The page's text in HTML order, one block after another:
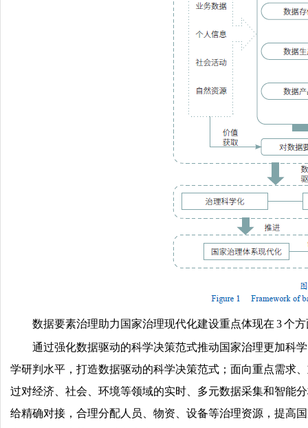
数据要素治理助力国家治理现代化建设重点体现在 3 个
通过强化数据驱动的科学决策范式推动国家治理更加科
学研判水平，打造数据驱动的科学决策范式；面向重点需求
过对经济、社会、环境等领域的实时、多元数据采集和智能
给精确对接，合理分配人员、物资、设备等治理资源，提高